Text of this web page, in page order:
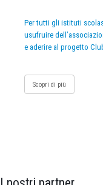
Per tutti gli istituti
usufruire
e aderire al progetto
Scopri di più